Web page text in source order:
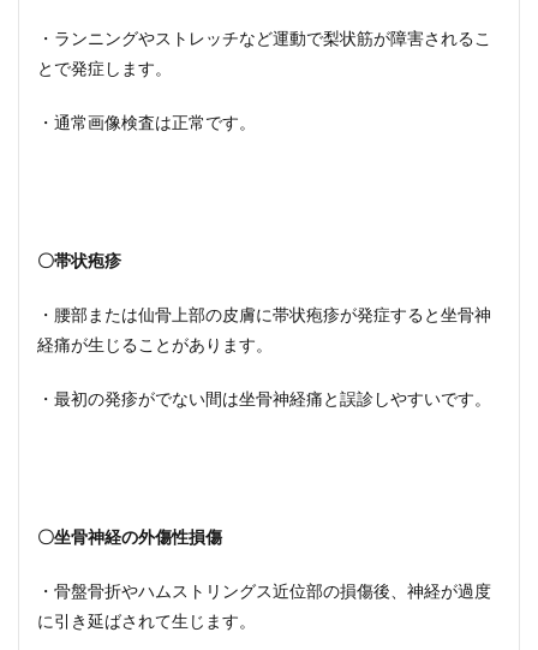
・ランニングやストレッチなど運動で梨状筋が障害されるこ
とで発症します。
・通常画像検査は正常です。
〇帯状疱疹
・腰部または仙骨上部の皮膚に帯状疱疹が発症すると坐骨神
経痛が生じることがあります。
・最初の発疹がでない間は坐骨神経痛と誤診しやすいです。
〇坐骨神経の外傷性損傷
・骨盤骨折やハムストリングス近位部の損傷後、神経が過度
に引き延ばされて生じます。